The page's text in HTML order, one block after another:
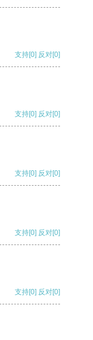
支持[0] 反对[0]
支持[0] 反对[0]
支持[0] 反对[0]
支持[0] 反对[0]
支持[0] 反对[0]